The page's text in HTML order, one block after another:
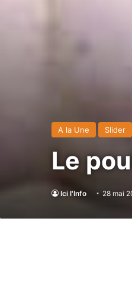
A la Une Slider
Le
Ici l'Info 28 mai